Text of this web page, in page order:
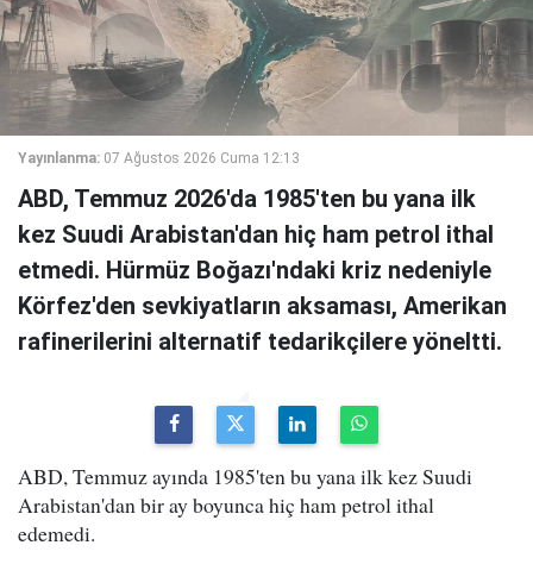
Yayınlanma: 07 Ağustos 2026 Cuma 12:13
ABD, Temmuz 2026'da 1985'ten bu yana ilk
kez Suudi Arabistan'dan hiç ham petrol ithal
etmedi. Hürmüz Boğazı'ndaki kriz nedeniyle
Körfez'den sevkiyatların aksaması, Amerikan
rafinerilerini alternatif tedarikçilere yöneltti.
ABD, Temmuz ayında 1985'ten bu yana ilk kez Suudi
Arabistan'dan bir ay boyunca hiç ham petrol ithal
edemedi.